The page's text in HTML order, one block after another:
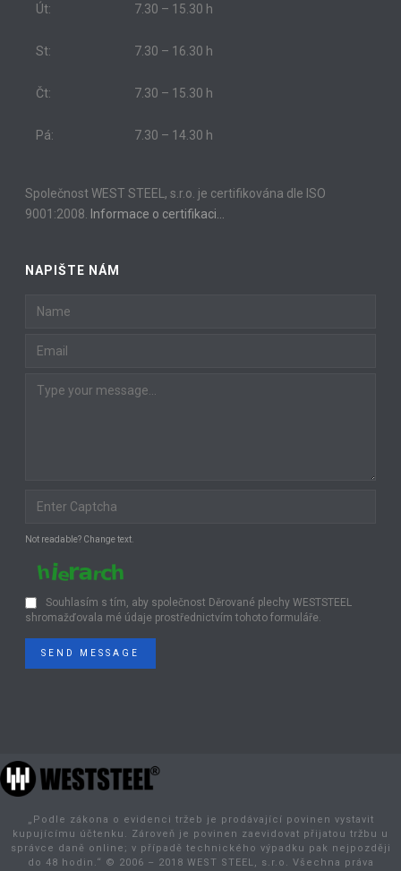
Út: 7.30 – 15.30 h
St: 7.30 – 16.30 h
Čt: 7.30 – 15.30 h
Pá: 7.30 – 14.30 h
Společnost WEST STEEL, s.r.o. je certifikována dle ISO
9001:2008.
Informace o certifikaci…
NAPIŠTE NÁM
Not readable? Change text.
Souhlasím s tím, aby společnost Děrované plechy WESTSTEEL
shromažďovala mé údaje prostřednictvím tohoto formuláře.
SEND MESSAGE
„Podle zákona o evidenci tržeb je prodávající povinen vystavit
kupujícímu účtenku. Zároveň je povinen zaevidovat přijatou tržbu u
správce daně online; v případě technického výpadku pak nejpozději
do 48 hodin.“ © 2006 – 2018 WEST STEEL, s.r.o. Všechna práva